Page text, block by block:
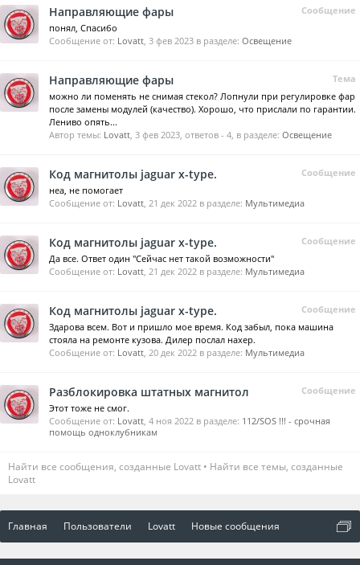
Сообщение
Направляющие фары
понял, Спасибо
Сообщение от: Lovatt, 3 фев 2023 в разделе: Освещение
Тема
Направляющие фары
можно ли поменять не снимая стекол? Лопнули при регулировке фар
после замены модулей (качество). Хорошо, что прислали по гарантии.
Лениво опять...
Автор темы: Lovatt, 3 фев 2023, ответов - 4, в разделе: Освещение
Сообщение
Код магнитолы jaguar x-type.
неа, не помогает
Сообщение от: Lovatt, 21 дек 2022 в разделе: Мультимедиа
Сообщение
Код магнитолы jaguar x-type.
Да все. Ответ один "Сейчас нет такой возможности"
Сообщение от: Lovatt, 21 дек 2022 в разделе: Мультимедиа
Сообщение
Код магнитолы jaguar x-type.
Здарова всем. Вот и пришло мое время. Код забыл, пока машина
стояла на ремонте кузова. Дилер послал нахер.
Сообщение от: Lovatt, 20 дек 2022 в разделе: Мультимедиа
Сообщение
Разблокировка штатных магнитол
Этот тоже не смог.
Сообщение от: Lovatt, 4 ноя 2022 в разделе: 112/SOS !!! - срочная
помощь одноклубникам
Найти все сообщения, созданные Lovatt
Найти все темы, созданные
Lovatt
Главная Пользователи Lovatt Новые сообщения